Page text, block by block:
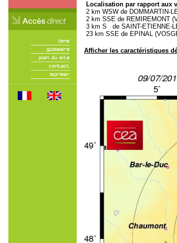
Localisation par rapport aux
2 km WSW de DOMMARTIN-
2 km SSE de REMIREMONT
3 km S de SAINT-ETIENNE-
23 km SSE de EPINAL
Afficher les caractéristiques